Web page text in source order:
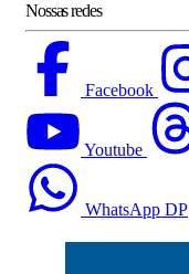
Nossas redes
Facebook
Youtube
WhatsApp DP